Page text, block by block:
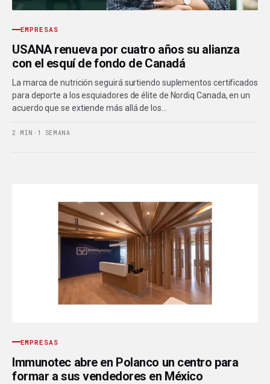
EMPRESAS
USANA renueva por cuatro años su alianza
con el esquí de fondo de Canadá
La marca de nutrición seguirá surtiendo suplementos certificados
para deporte a los esquiadores de élite de Nordiq Canada, en un
acuerdo que se extiende más allá de los…
2 MIN · 1 SEMANA
EMPRESAS
Immunotec abre en Polanco un centro para
formar a sus vendedores en México